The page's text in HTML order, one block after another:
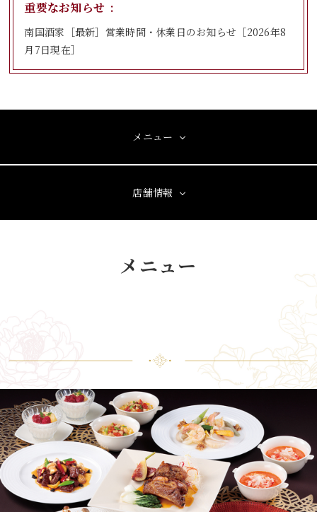
重要なお知らせ
南国酒家［最新］営業時間・休業日のお知らせ［2026年8
月7日現在］
メニュー
店舗情報
メニュー